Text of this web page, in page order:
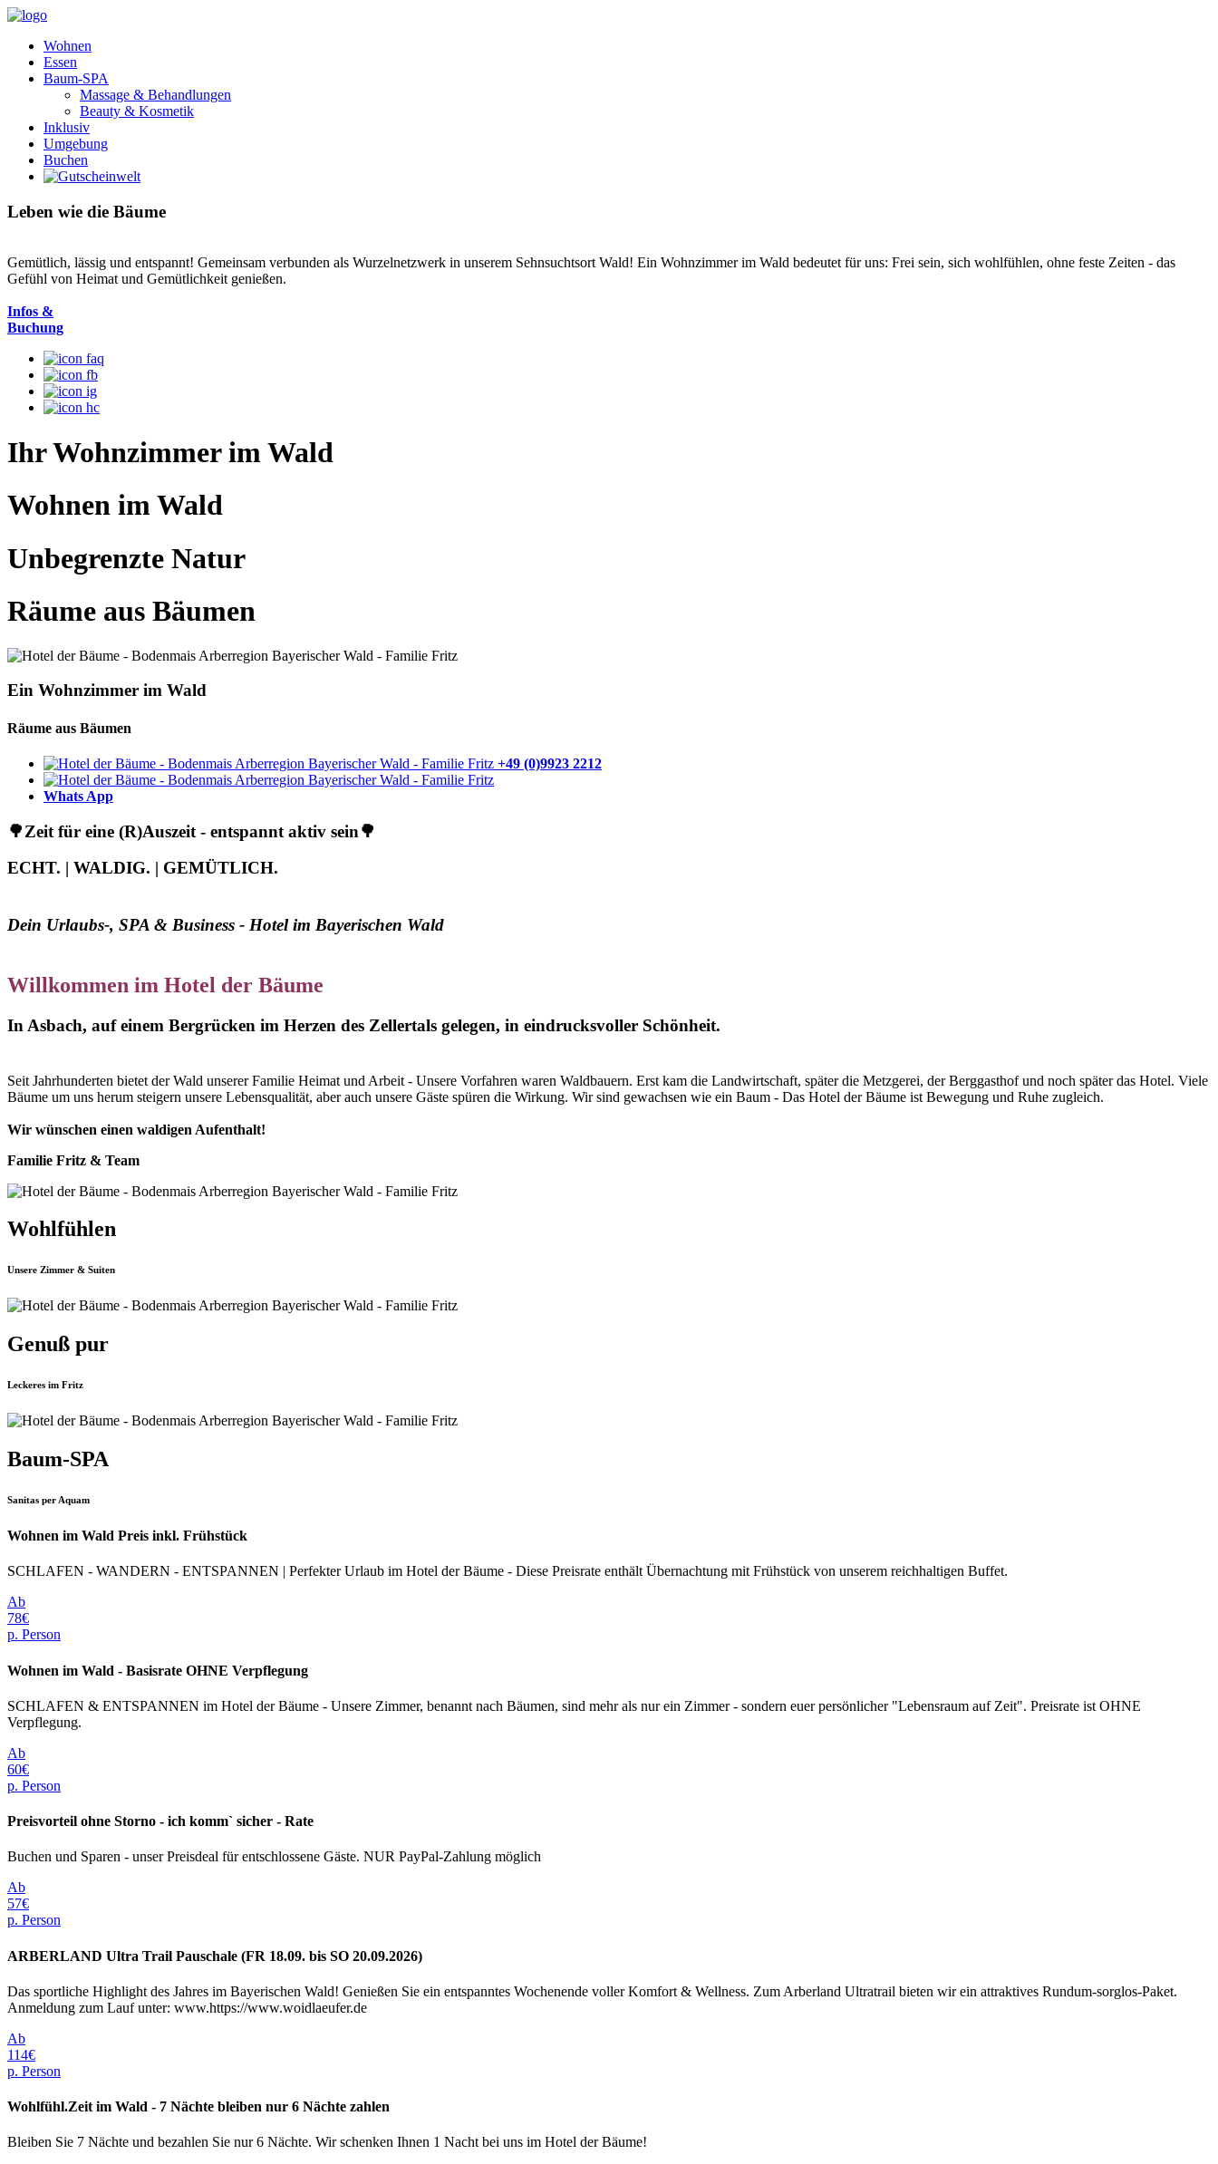
Wohnen
Essen
Baum-SPA
Massage & Behandlungen
Beauty & Kosmetik
Inklusiv
Umgebung
Buchen
Leben wie die Bäume
Gemütlich, lässig und entspannt! Gemeinsam verbunden als Wurzelnetzwerk in unserem Sehnsuchtsort Wald! Ein Wohnzimmer im Wald bedeutet für uns: Frei sein, sich wohlfühlen, ohne feste Zeiten - das
Gefühl von Heimat und Gemütlichkeit genießen.
Infos &
Buchung
Ihr Wohnzimmer im Wald
Wohnen im Wald
Unbegrenzte Natur
Räume aus Bäumen
Ein Wohnzimmer im Wald
Räume aus Bäumen
+49 (0)9923 2212
Whats App
🌳Zeit für eine (R)Auszeit - entspannt aktiv sein🌳
ECHT. | WALDIG. | GEMÜTLICH.
Dein Urlaubs-, SPA & Business - Hotel im Bayerischen Wald
Willkommen im Hotel der Bäume
In Asbach, auf einem Bergrücken im Herzen des Zellertals gelegen, in eindrucksvoller Schönheit.
Seit Jahrhunderten bietet der Wald unserer Familie Heimat und Arbeit - Unsere Vorfahren waren Waldbauern. Erst kam die Landwirtschaft, später die Metzgerei, der Berggasthof und noch später das Hotel. Viele
Bäume um uns herum steigern unsere Lebensqualität, aber auch unsere Gäste spüren die Wirkung. Wir sind gewachsen wie ein Baum - Das Hotel der Bäume ist Bewegung und Ruhe zugleich.
Wir wünschen einen waldigen Aufenthalt!
Familie Fritz & Team
Wohlfühlen
Unsere Zimmer & Suiten
Genuß pur
Leckeres im Fritz
Baum-SPA
Sanitas per Aquam
Wohnen im Wald Preis inkl. Frühstück
SCHLAFEN - WANDERN - ENTSPANNEN | Perfekter Urlaub im Hotel der Bäume - Diese Preisrate enthält Übernachtung mit Frühstück von unserem reichhaltigen Buffet.
Ab
78€
p. Person
Wohnen im Wald - Basisrate OHNE Verpflegung
SCHLAFEN & ENTSPANNEN im Hotel der Bäume - Unsere Zimmer, benannt nach Bäumen, sind mehr als nur ein Zimmer - sondern euer persönlicher "Lebensraum auf Zeit". Preisrate ist OHNE
Verpflegung.
Ab
60€
p. Person
Preisvorteil ohne Storno - ich komm` sicher - Rate
Buchen und Sparen - unser Preisdeal für entschlossene Gäste. NUR PayPal-Zahlung möglich
Ab
57€
p. Person
ARBERLAND Ultra Trail Pauschale (FR 18.09. bis SO 20.09.2026)
Das sportliche Highlight des Jahres im Bayerischen Wald! Genießen Sie ein entspanntes Wochenende voller Komfort & Wellness. Zum Arberland Ultratrail bieten wir ein attraktives Rundum-sorglos-Paket.
Anmeldung zum Lauf unter: www.https://www.woidlaeufer.de
Ab
114€
p. Person
Wohlfühl.Zeit im Wald - 7 Nächte bleiben nur 6 Nächte zahlen
Bleiben Sie 7 Nächte und bezahlen Sie nur 6 Nächte. Wir schenken Ihnen 1 Nacht bei uns im Hotel der Bäume!